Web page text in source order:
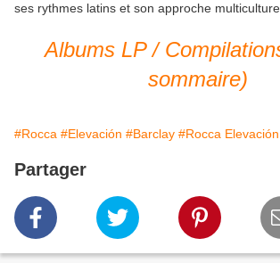
ses rythmes latins et son approche
Albums LP /
sommaire)
#Rocca #Elevación #Barclay #Rocca Elevación
Partager